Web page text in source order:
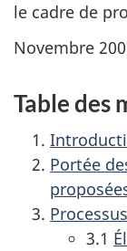
le cadre de
Novembre
Table des
Portée
3.1